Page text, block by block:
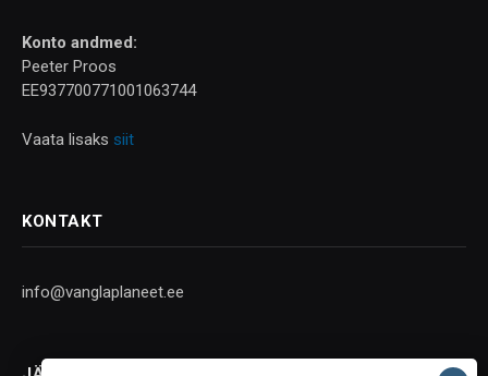
Konto andmed:
Peeter Proos
EE937700771001063744
Vaata lisaks siit
KONTAKT
info@vanglaplaneet.ee